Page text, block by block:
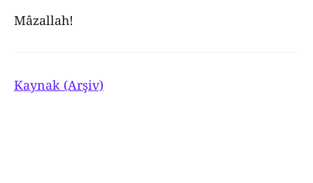
Mâzallah!
Kaynak (Arşiv)